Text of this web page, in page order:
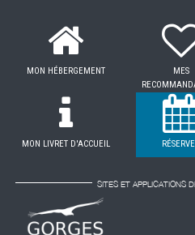
MON HÉBERGEMENT
MES
MON LIVRET D'ACCUEIL
SITES ET APPLICATIONS